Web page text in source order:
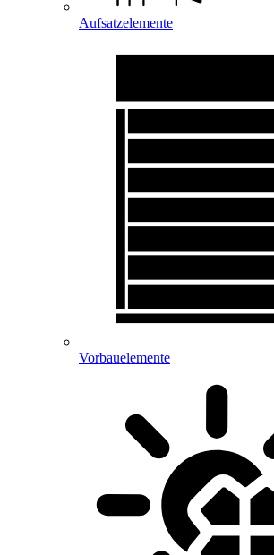
Aufsatzelemente
Vorbauelemente